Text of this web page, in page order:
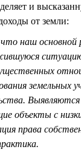
и
от земли:
наш основной
объекты с
права